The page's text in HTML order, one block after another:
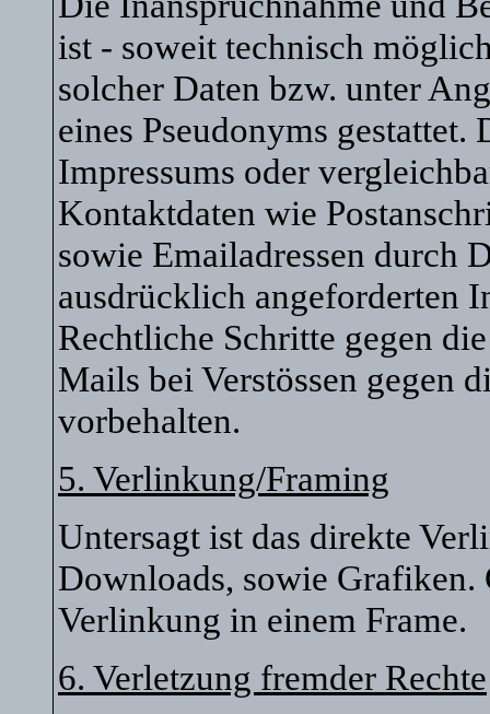
ist - soweit technisch
solcher Daten bzw. unter
eines Pseudonyms
Impressums oder
Kontaktdaten wie
sowie Emailadressen durch
ausdrücklich angeforderten
Rechtliche Schritte gegen
Mails bei Verstössen gegen
vorbehalten.
5. Verlinkung/Framing
Untersagt ist das direkte
Downloads, sowie Grafiken.
Verlinkung in einem Frame.
6. Verletzung fremder Rechte